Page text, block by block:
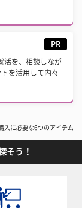
PR
活を、相談しなが
を活用して内々
入に必要な6つのアイテム
そう！